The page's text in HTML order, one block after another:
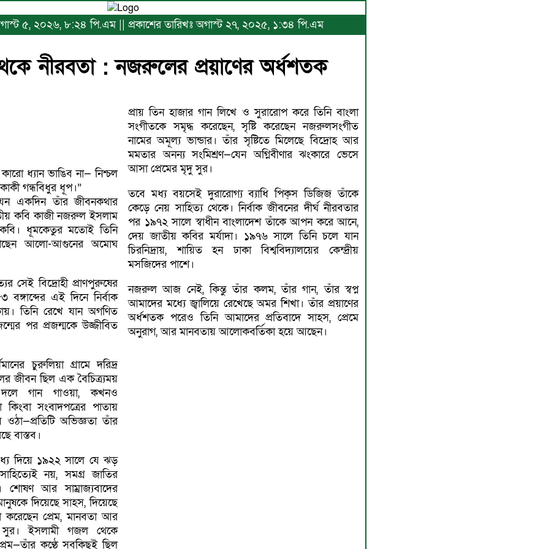
৫, ২০২৬, ৮:২৪ পি.এম || প্রকাশের তারিখঃ অগাস্ট ২৭, ২০২৫, ১:৩৪ পি.এম
নীরবতা : নজরুলের প্রয়াণের অর্ধশতক
ধ্যান ভাঙিব না— নিশ্চল
গন্ধবিধুর ধূপ।”
একদিন তাঁর জীবনকথার
কবি কাজী নজরুল ইসলাম
ধূমকেতুর মতোই তিনি
আলো-আগুনের অমোঘ
সেই বিদ্রোহী প্রাণপুরুষের
এই দিনে নির্বাক
তিনি রেখে যান অগণিত
পর প্রজন্মকে উজ্জীবিত
চুরুলিয়া গ্রামে দরিদ্র
জীবন ছিল এক বৈচিত্র্যময়
গান গাওয়া, কখনও
কিংবা সংবাদপত্রের পাতায়
ওঠা—প্রতিটি অভিজ্ঞতা তাঁর
বাস্তব।
মধ্য দিয়ে ১৯২২ সালে যে ঝড়
নয়, সমগ্র জাতির
শোষণ আর সাম্রাজ্যবাদের
দিয়েছে সাহস, দিয়েছে
করেছেন প্রেম, মানবতা আর
সুর। ইসলামী গজল থেকে
কণ্ঠে সবকিছুই ছিল
প্রায় তিন হাজার গান লিখে ও সুরারোপ করে তিনি বাংলা
সংগীতকে সমৃদ্ধ করেছেন, সৃষ্টি করেছেন নজরুলসংগীত
নামের অমূল্য ভান্ডার। তাঁর সৃষ্টিতে মিলেছে বিদ্রোহ আর
মমতার অনন্য সংমিশ্রণ—যেন অগ্নিবীণার ঝংকারে ভেসে
আসা প্রেমের মৃদু সুর।
তবে মধ্য বয়সেই দুরারোগ্য ব্যাধি পিক্‌স ডিজিজ তাঁকে
কেড়ে নেয় সাহিত্য থেকে। নির্বাক জীবনের দীর্ঘ নীরবতার
পর ১৯৭২ সালে স্বাধীন বাংলাদেশ তাঁকে আপন করে আনে,
দেয় জাতীয় কবির মর্যাদা। ১৯৭৬ সালে তিনি চলে যান
চিরনিদ্রায়, শায়িত হন ঢাকা বিশ্ববিদ্যালয়ের কেন্দ্রীয়
মসজিদের পাশে।
নজরুল আজ নেই, কিন্তু তাঁর কলম, তাঁর গান, তাঁর স্বপ্ন
আমাদের মধ্যে জ্বালিয়ে রেখেছে অমর শিখা। তাঁর প্রয়াণের
অর্ধশতক পরেও তিনি আমাদের প্রতিবাদে সাহস, প্রেমে
অনুরাগ, আর মানবতায় আলোকবর্তিকা হয়ে আছেন।